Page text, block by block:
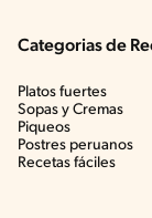
Categorias de
Platos fuertes
Sopas y Cremas
Piqueos
Postres peruanos
Recetas fáciles